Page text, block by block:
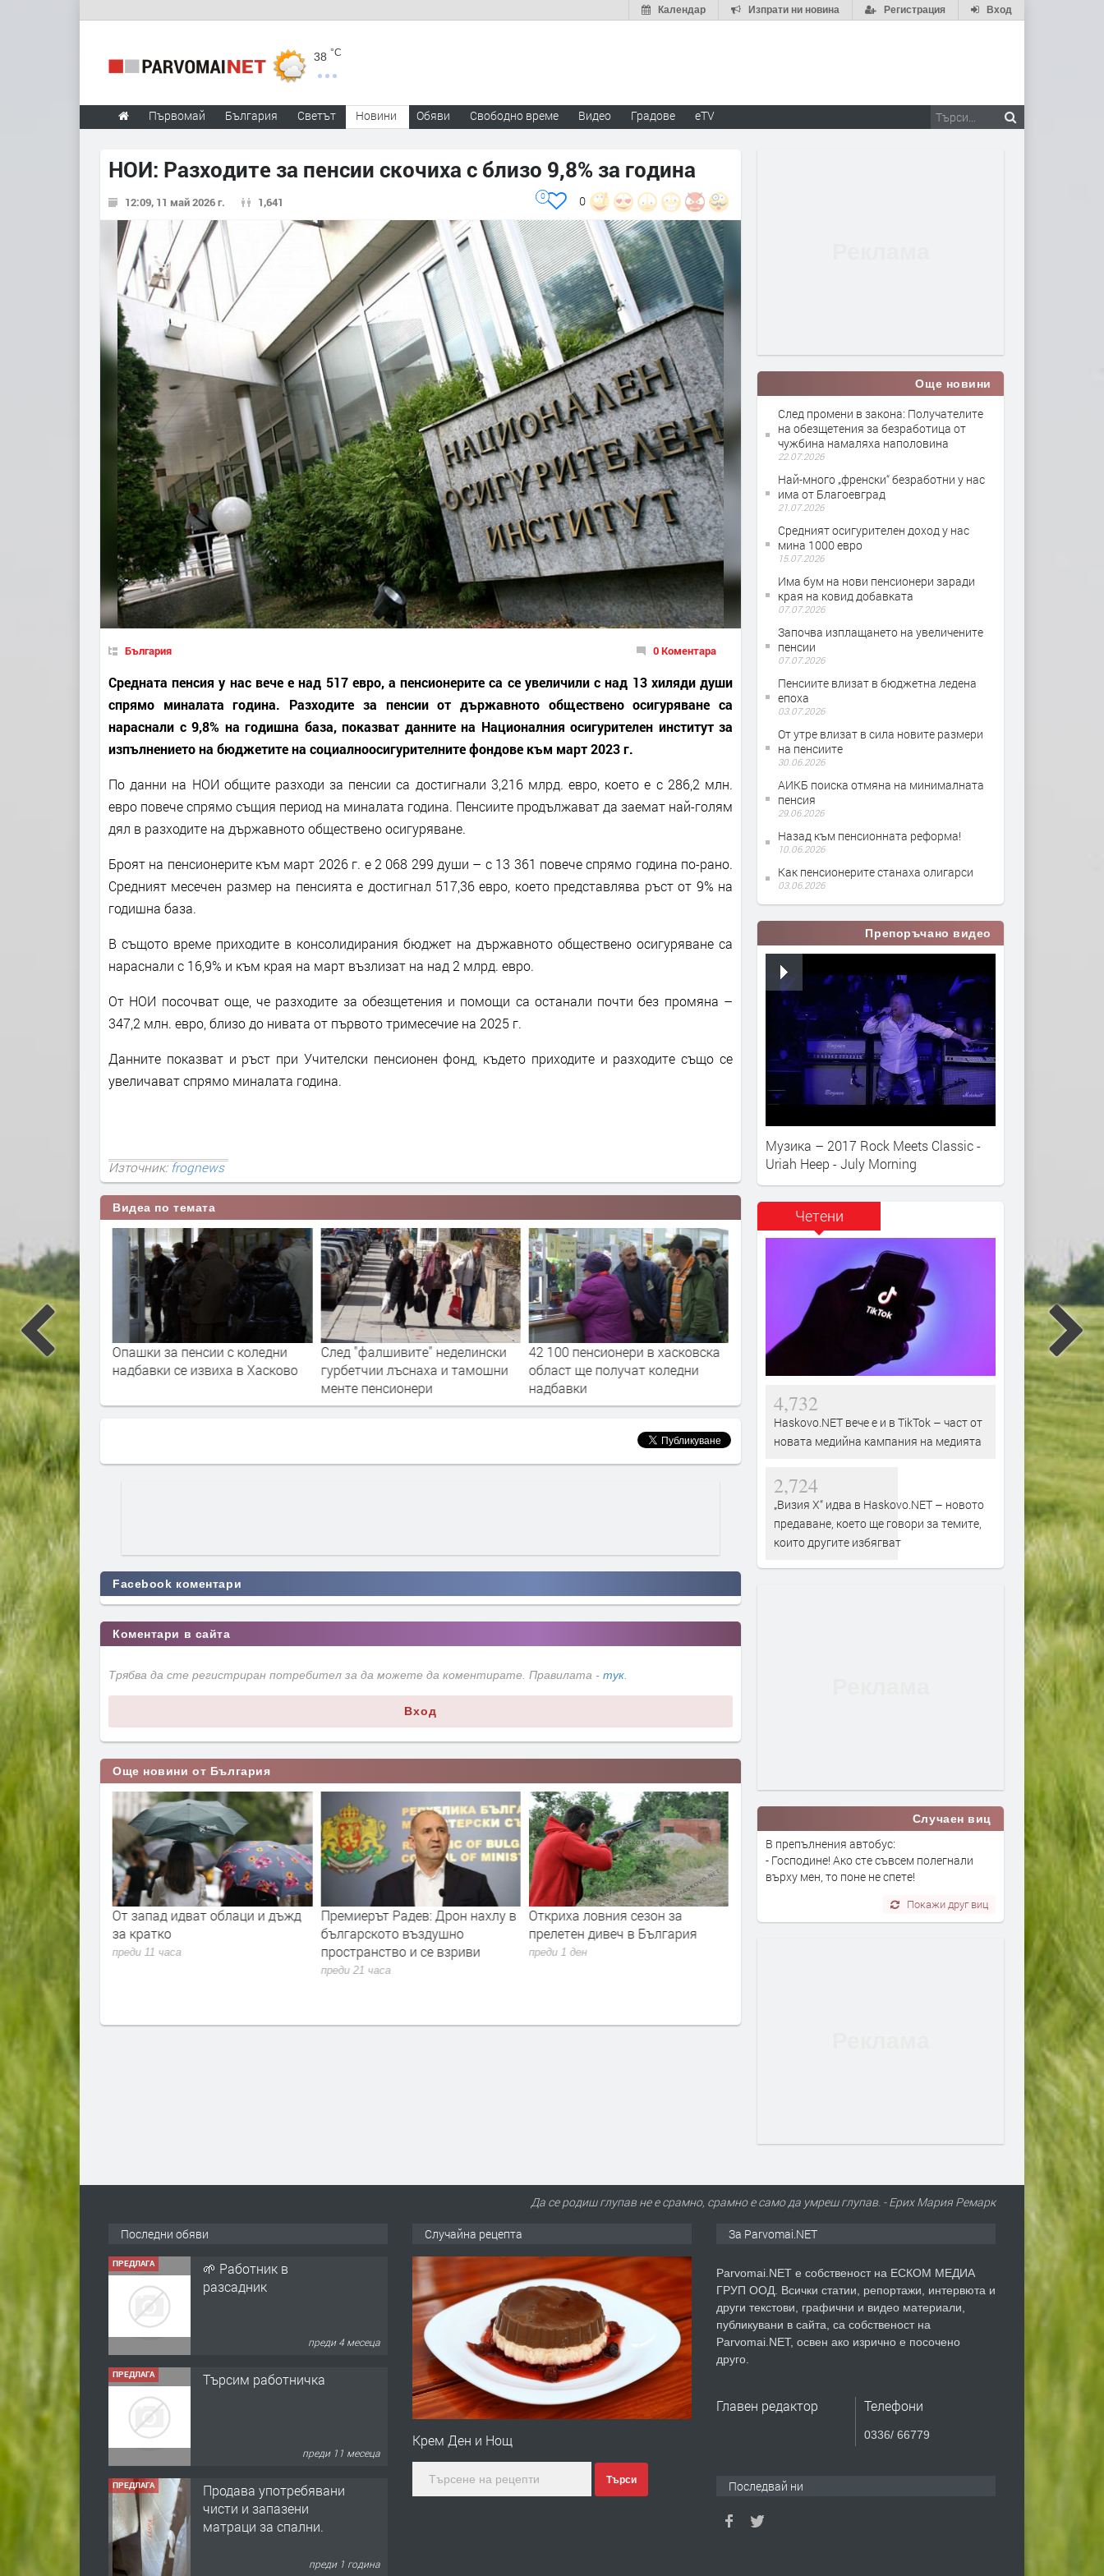
Вход
Регистрация
Изпрати ни новина
Календар
38 °C
Първомай България Светът Новини Обяви Свободно време Видео Градове eTV
НОИ: Разходите за пенсии скочиха с близо 9,8% за година
12:09, 11 май 2026 г. 1,641 0
0
България 0 Коментара
Средната пенсия у нас вече е над 517 евро, а пенсионерите са се увеличили с над 13 хиляди души
спрямо миналата година. Разходите за пенсии от държавното обществено осигуряване са
нараснали с 9,8% на годишна база, показват данните на Националния осигурителен институт за
изпълнението на бюджетите на социалноосигурителните фондове към март 2023 г.
По данни на НОИ общите разходи за пенсии са достигнали 3,216 млрд. евро, което е с 286,2 млн.
евро повече спрямо същия период на миналата година. Пенсиите продължават да заемат най-голям
дял в разходите на държавното обществено осигуряване.
Броят на пенсионерите към март 2026 г. е 2 068 299 души – с 13 361 повече спрямо година по-рано.
Средният месечен размер на пенсията е достигнал 517,36 евро, което представлява ръст от 9% на
годишна база.
В същото време приходите в консолидирания бюджет на държавното обществено осигуряване са
нараснали с 16,9% и към края на март възлизат на над 2 млрд. евро.
От НОИ посочват още, че разходите за обезщетения и помощи са останали почти без промяна –
347,2 млн. евро, близо до нивата от първото тримесечие на 2025 г.
Данните показват и ръст при Учителски пенсионен фонд, където приходите и разходите също се
увеличават спрямо миналата година.
Източник:frognews
Видеа по темата
заявления
от началото
Опашки за пенсии с коледни
надбавки се извиха в Хасково
След "фалшивите" неделински
гурбетчии лъснаха и тамошни
менте пенсионери
42 100 пенсионери в хасковска
област ще получат коледни
надбавки
Над 3 000 души със заявления
за пенсиониране от началото
Опашки за пенсии с
надбавки се извиха в
Facebook коментари
Коментари в сайта
Трябва да сте регистриран потребител за да можете да коментирате. Правилата - тук.
Вход
Още новини от България
хълм:
модел на
до България?
От запад идват облаци и дъжд
за кратко
преди 11 часа
Премиерът Радев: Дрон нахлу в
българското въздушно
пространство и се взриви
преди 21 часа
Откриха ловния сезон за
прелетен дивеч в България
преди 1 ден
Адвокат Марковски за
убийството в Пловдив:
виждал подобна
садизъм от
случаят е
Още новини
След промени в закона: Получателите
на обезщетения за безработица от
чужбина намаляха наполовина
22.07.2026
Най-много „френски“ безработни у нас
има от Благоевград
21.07.2026
Средният осигурителен доход у нас
мина 1000 евро
15.07.2026
Има бум на нови пенсионери заради
края на ковид добавката
07.07.2026
Започва изплащането на увеличените
пенсии
07.07.2026
Пенсиите влизат в бюджетна ледена
епоха
03.07.2026
От утре влизат в сила новите размери
на пенсиите
30.06.2026
АИКБ поиска отмяна на минималната
пенсия
29.06.2026
Назад към пенсионната реформа!
10.06.2026
Как пенсионерите станаха олигарси
03.06.2026
Препоръчано видео
Музика – 2017 Rock Meets Classic -
Uriah Heep - July Morning
Четени
4,732
Haskovo.NET вече е и в TikTok – част от
новата медийна кампания на медията
2,724
„Визия Х“ идва в Haskovo.NET – новото
предаване, което ще говори за темите,
които другите избягват
Случаен виц
В препълнения автобус:
- Господине! Ако сте съвсем полегнали
върху мен, то поне не спете!
Покажи друг виц
Да се родиш глупав не е срамно, срамно е само да умреш глупав. - Ерих Мария Ремарк
Последни обяви
ПРЕДЛАГА
🌱 Работник в
разсадник
преди 4 месеца
ПРЕДЛАГА Търсим работничка
преди 11 месеца
ПРЕДЛАГА
Продава употребявани
чисти и запазени
матраци за спални.
преди 1 година
Случайна рецепта
Крем Ден и Нощ
Търси
За Parvomai.NET
Parvomai.NET е собственост на ЕСКОМ МЕДИА
ГРУП ООД. Всички статии, репортажи, интервюта и
други текстови, графични и видео материали,
публикувани в сайта, са собственост на
Parvomai.NET, освен ако изрично е посочено
друго.
Главен редактор Телефони
0336/ 66779
Последвай ни